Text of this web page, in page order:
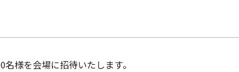
様を会場に招待いたします。